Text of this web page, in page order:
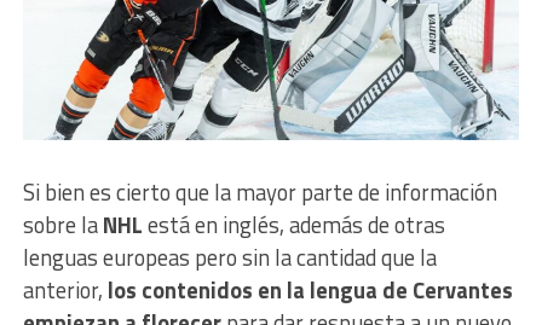
Si bien es cierto que la mayor parte de información
sobre laNHLestá en inglés, además de otras
lenguas europeas pero sin la cantidad que la
anterior, los contenidos en la lengua de Cervantes